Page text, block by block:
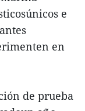
e
en
de prueba